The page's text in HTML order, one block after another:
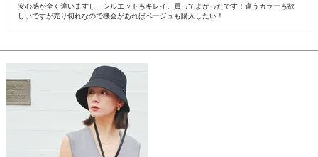
安心感が全く違いますし、シルエットもキレイ。買ってよかったです！違うカラーも欲
しいですが売り切れなので機会があればベージュも購入したい！